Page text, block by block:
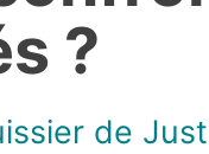
?
de